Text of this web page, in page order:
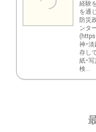
経験
を通
防災
ンタ
神・
存し
紙・写
検...